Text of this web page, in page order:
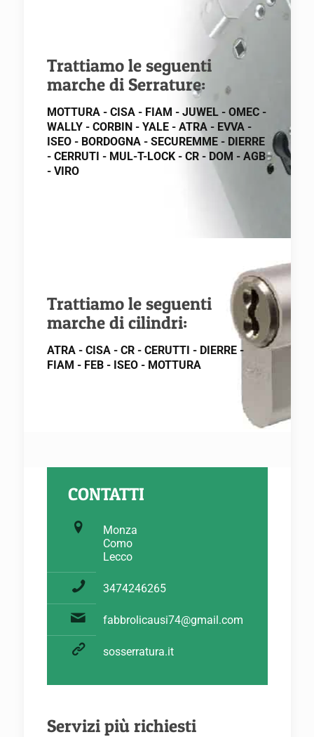
Trattiamo le seguenti
marche di Serrature:
MOTTURA - CISA - FIAM - JUWEL - OMEC -
WALLY - CORBIN - YALE - ATRA - EVVA -
ISEO - BORDOGNA - SECUREMME - DIERRE
- CERRUTI - MUL-T-LOCK - CR - DOM - AGB
- VIRO
Trattiamo le seguenti
marche di cilindri:
ATRA - CISA - CR - CERUTTI - DIERRE -
FIAM - FEB - ISEO - MOTTURA
CONTATTI
Monza
Como
Lecco
3474246265
fabbrolicausi74@gmail.com
sosserratura.it
Servizi più richiesti